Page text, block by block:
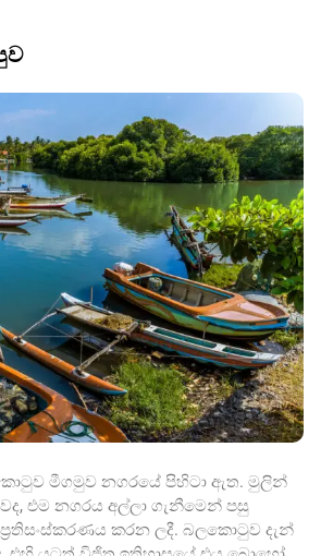
මීගමුව නගරයේ පිහිටා ඇත. මුලින්
එම නගරය අල්ලා ගැනීමෙන් පසු
කරන ලදී. බලකොටුව දැන්